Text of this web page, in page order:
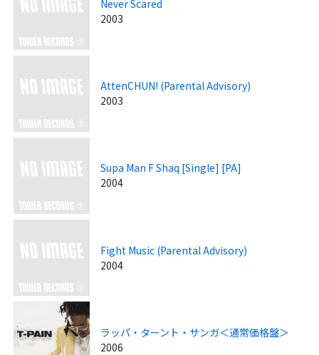
Never Scared
2003
AttenCHUN! (Parental Advisory)
2003
Supa Man F Shaq [Single] [PA]
2004
Fight Music (Parental Advisory)
2004
ラッパ・ターント・サンガ＜通常価格盤＞
2006